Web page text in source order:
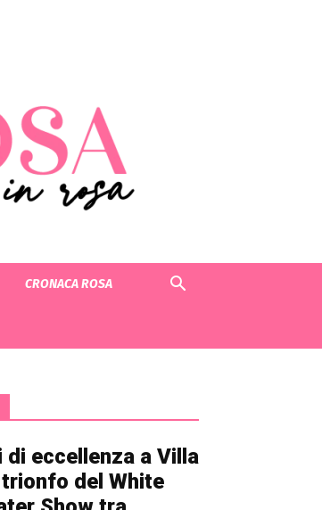
CRONACA ROSA
di eccellenza a Villa
trionfo del White